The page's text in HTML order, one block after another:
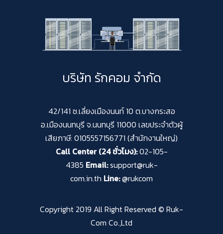
บริษัท รักคอม จำกัด
42/141 ซ.เลี่ยงเมืองนนท์ 10 ต.บางกระสอ
อ.เมืองนนทบุรี จ.นนทบุรี 11000 เลขประจำตัวผู้
เสียภาษี: 0105557156771 (สำนักงานใหญ่)
Call Center (24 ชั่วโมง):02-105-
4385 Email:support@ruk-
com.in.th Line:@rukcom
Copyright 2019 All Right Reserved © Ruk-
Com Co.,Ltd